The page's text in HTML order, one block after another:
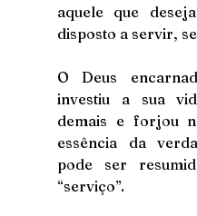
aquele que
disposto a servir,
O Deus
investiu a sua
demais e forjou
essência da
pode ser
“serviço”.